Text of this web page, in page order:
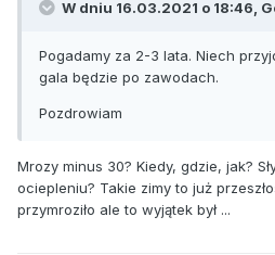
W dniu 16.03.2021 o 18:46,
Pogadamy za 2-3 lata. Niech
gala będzie po zawodach.
Pozdrowiam
Mrozy minus 30? Kiedy, gdzie, jak?
ociepleniu? Takie zimy to już
przymroziło ale to wyjątek był ...